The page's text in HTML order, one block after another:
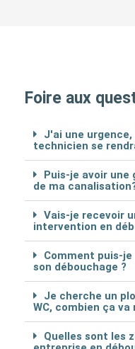
Foire aux
J'ai une
technicien se
Puis-je avoir une
de ma
Vais-je recevoir
intervention en
Comment puis-
son débouchage ?
Je cherche un
WC, combien ça va
Quelles sont les